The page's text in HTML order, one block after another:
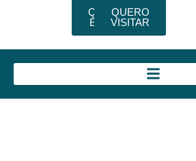
QUERO
EXPOR
QUERO
VISITAR